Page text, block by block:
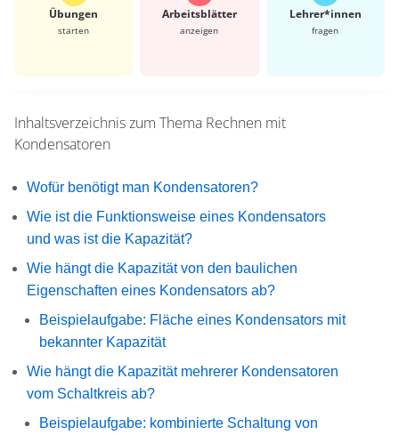
Übungen
starten
Arbeits­blätter
anzeigen
Lehrer*​innen
fragen
Inhaltsverzeichnis zum Thema Rechnen mit
Kondensatoren
Wofür benötigt man Kondensatoren?
Wie ist die Funktionsweise eines Kondensators
und was ist die Kapazität?
Wie hängt die Kapazität von den baulichen
Eigenschaften eines Kondensators ab?
Beispielaufgabe: Fläche eines Kondensators mit
bekannter Kapazität
Wie hängt die Kapazität mehrerer Kondensatoren
vom Schaltkreis ab?
Beispielaufgabe: kombinierte Schaltung von